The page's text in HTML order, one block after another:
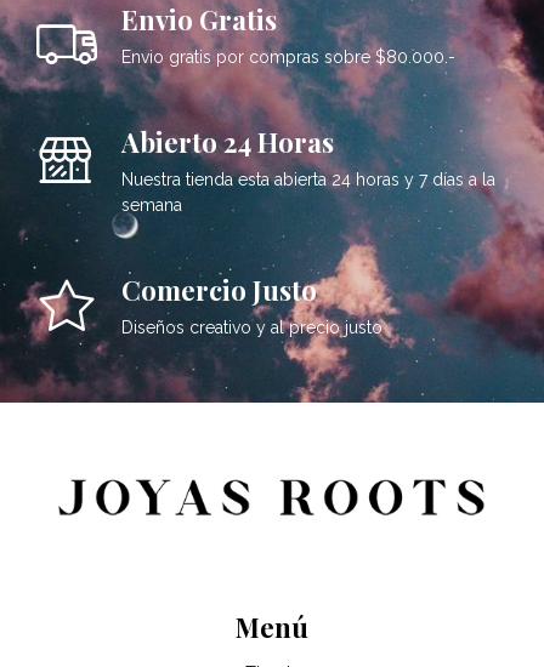
Envio Gratis
Envio gratis por compras sobre $80.000.-
Abierto 24 Horas
Nuestra tienda esta abierta 24 horas y 7 días a la
semana
Comercio Justo
Diseños creativo y al precio justo
Menú